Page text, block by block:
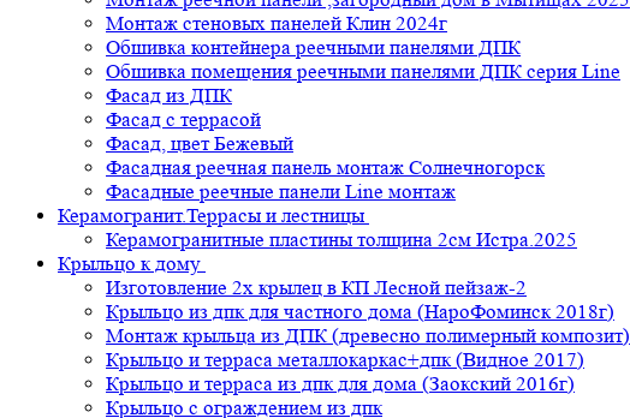
Монтаж стеновых панелей Клин 2024г
Обшивка контейнера реечными панелями ДПК
Обшивка помещения реечными панелями ДПК серия Line
Фасад из ДПК
Фасад с террасой
Фасад, цвет Бежевый
Фасадная реечная панель монтаж Солнечногорск
Фасадные реечные панели Line монтаж
Керамогранит.Террасы и лестницы
Керамогранитные пластины толщина 2см Истра.2025
Крыльцо к дому
Изготовление 2х крылец в КП Лесной пейзаж-2
Крыльцо из дпк для частного дома (НароФоминск 2018г)
Монтаж крыльца из ДПК (древесно полимерный композит)
Крыльцо и терраса металлокаркас+дпк (Видное 2017)
Крыльцо и терраса из дпк для дома (Заокский 2016г)
Крыльцо с ограждением из дпк